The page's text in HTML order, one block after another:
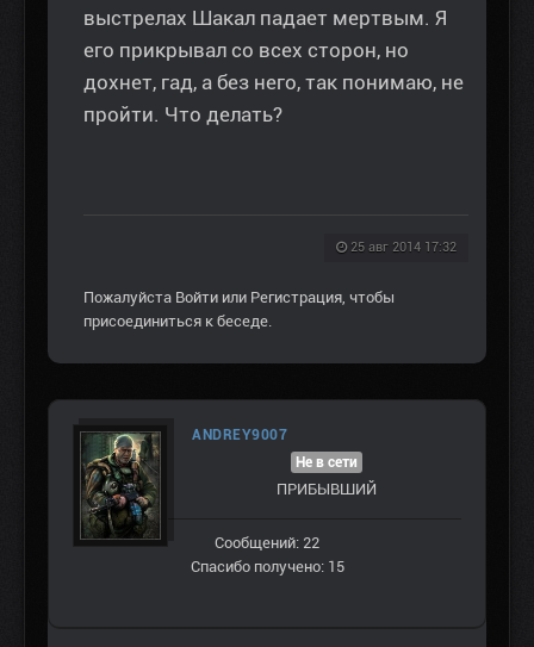
выстрелах Шакал падает мертвым. Я
его прикрывал со всех сторон, но
дохнет, гад, а без него, так понимаю, не
пройти. Что делать?
25 авг 2014 17:32
Пожалуйста Войти или Регистрация, чтобы
присоединиться к беседе.
ANDREY9007
Не в сети
ПРИБЫВШИЙ
Сообщений: 22
Спасибо получено: 15